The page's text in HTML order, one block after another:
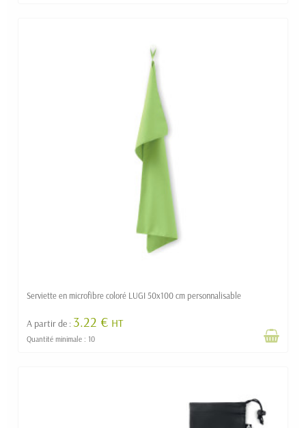
Serviette en microfibre coloré LUGI 50x100 cm personnalisable
A partir de : 3.22 € HT
Quantité minimale : 10